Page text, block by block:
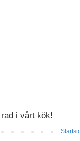
i vårt kök!